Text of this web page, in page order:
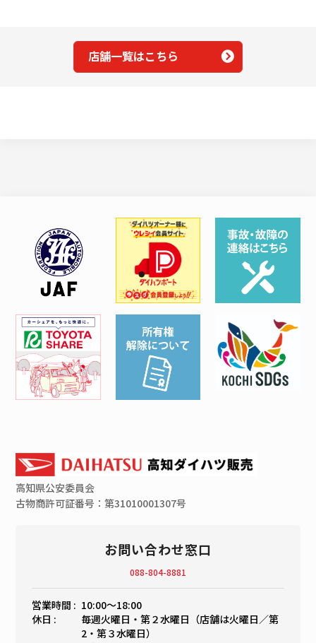
店舗一覧はこちら
高知県公安委員会
古物商許可証番号：第31010001307号
お問い合わせ窓口
088-804-8881
営業時間 : 10:00〜18:00
休日 :
毎週火曜日・第２水曜日（店舗は火曜日／第
2・第３水曜日）